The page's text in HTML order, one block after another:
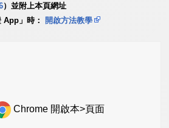
）並附上本頁網址
」時：
開啟方法教學
Chrome 開啟本>頁面